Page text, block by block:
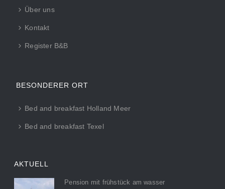
Über uns
Kontakt
Register B&B
BESONDERER ORT
Bed and breakfast Holland Meer
Bed and breakfast Texel
AKTUELL
Pension mit frühstück am wasser